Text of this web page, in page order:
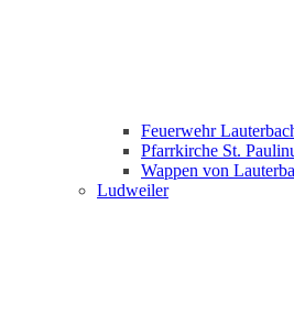
Feuerwehr
Pfarrkirche St.
Wappen von
Ludweiler